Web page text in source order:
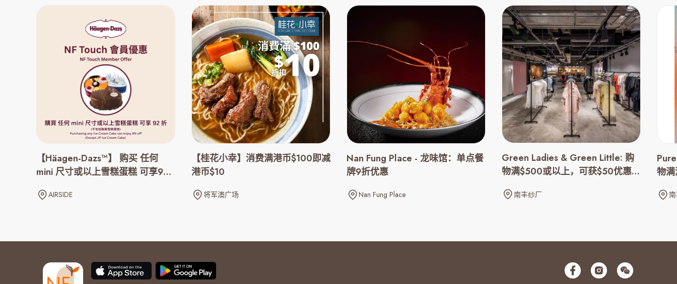
【Häagen-Dazs™】 购买 任何
mini 尺寸或以上雪糕蛋糕 可享92
AIRSIDE
【桂花小幸】消费满港币$100即减
港币$10
将军澳广场
Nan Fung Place - 龙味馆：单点餐
牌9折优惠
Nan Fung Place
Green Ladies & Green Little: 购
物满$500或以上，可获$50优惠券
南丰纱厂
物